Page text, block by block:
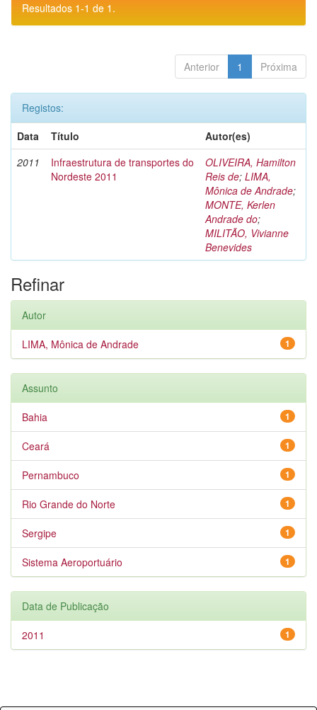
Resultados 1-1 de 1.
Anterior 1 Próxima
Registos:
Data
Título
Autor(es)
2011
Infraestrutura de transportes do
Nordeste 2011
OLIVEIRA, Hamilton
Reis de; LIMA,
Mônica de Andrade;
MONTE, Kerlen
Andrade do;
MILITÃO, Vivianne
Benevides
Refinar
Autor
1
LIMA, Mônica de Andrade
Assunto
1
Bahia
1
Ceará
1
Pernambuco
1
Rio Grande do Norte
1
Sergipe
1
Sistema Aeroportuário
Data de Publicação
1
2011